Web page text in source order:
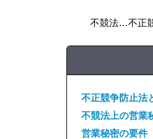
不競法…不正
不正競争防止法
不競法上の営業
営業秘密の要件